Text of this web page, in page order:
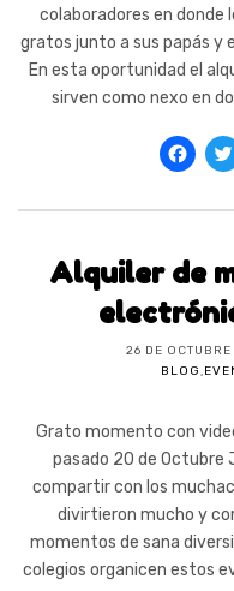
colaboradores en donde
gratos junto a sus papás y
En esta oportunidad el
sirven como nexo en
Alquiler de
26 DE
BLOG,
Grato momento con
pasado 20 de Octubre
compartir con los
divirtieron mucho y
momentos de sana
colegios organicen estos